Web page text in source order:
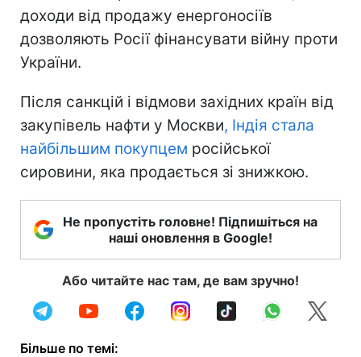
доходи від продажу енергоносіїв
дозволяють Росії фінансувати війну проти
України.
Після санкцій і відмови західних країн від
закупівель нафти у Москви, Індія стала
найбільшим покупцем російської
сировини, яка продається зі знижкою.
Не пропустіть головне! Підпишіться на
наші оновлення в Google!
Або читайте нас там, де вам зручно!
Більше по темі: